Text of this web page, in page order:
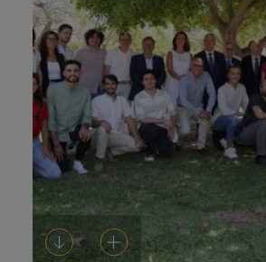
DescargarAñadir al carrito